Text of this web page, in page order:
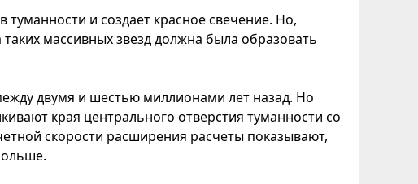
и создает красное свечение. Но,
массивных звезд должна была образовать
двумя и шестью миллионами лет назад. Но
края центрального отверстия туманности со
скорости расширения расчеты показывают,